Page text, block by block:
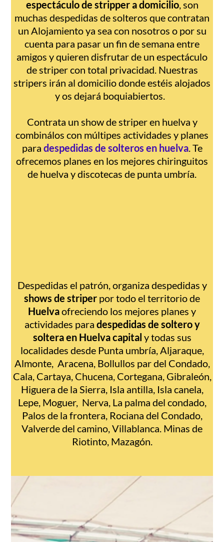
espectáculo de stripper a domicilio, son
muchas despedidas de solteros que contratan
un Alojamiento ya sea con nosotros o por su
cuenta para pasar un fin de semana entre
amigos y quieren disfrutar de un espectáculo
de striper con total privacidad. Nuestras
stripers irán al domicilio donde estéis alojados
y os dejará boquiabiertos.
Contrata un show de striper en huelva y
combinálos con múltipes actividades y planes
para despedidas de solteros en huelva. Te
ofrecemos planes en los mejores chiringuitos
de huelva y discotecas de punta umbría.
Despedidas el patrón, organiza despedidas y
shows de striper por todo el territorio de
Huelvaofreciendo los mejores planes y
actividades para despedidas de soltero y
soltera en Huelva capital y todas sus
localidades desde Punta umbría, Aljaraque,
Almonte, Aracena, Bollullos par del Condado,
Cala, Cartaya, Chucena, Cortegana, Gibraleón,
Higuera de la Sierra, Isla antilla, Isla canela,
Lepe, Moguer, Nerva, La palma del condado,
Palos de la frontera, Rociana del Condado,
Valverde del camino, Villablanca. Minas de
Riotinto, Mazagón.